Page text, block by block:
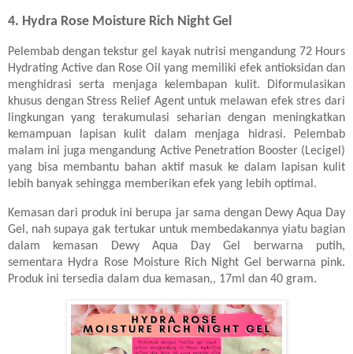
4. Hydra Rose Moisture Rich Night Gel
Pelembab dengan tekstur gel kayak nutrisi mengandung 72 Hours
Hydrating Active dan Rose Oil yang memiliki efek antioksidan dan
menghidrasi serta menjaga kelembapan kulit. Diformulasikan
khusus dengan Stress Relief Agent untuk melawan efek stres dari
lingkungan yang terakumulasi seharian dengan meningkatkan
kemampuan lapisan kulit dalam menjaga hidrasi. Pelembab
malam ini juga mengandung Active Penetration Booster (Lecigel)
yang bisa membantu bahan aktif masuk ke dalam lapisan kulit
lebih banyak sehingga memberikan efek yang lebih optimal.
Kemasan dari produk ini berupa jar sama dengan Dewy Aqua Day
Gel, nah supaya gak tertukar untuk membedakannya yiatu bagian
dalam kemasan
Dewy Aqua Day Gel berwarna putih,
sementara Hydra Rose Moisture Rich Night Gel berwarna pink.
Produk ini tersedia dalam dua kemasan,, 17ml dan 40 gram.